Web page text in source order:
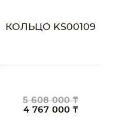
КОЛЬЦО KS00109
5 608 000 ₸
4 767 000 ₸